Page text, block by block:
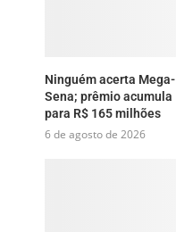
Ninguém acerta Mega-
Sena; prêmio acumula
para R$ 165 milhões
6 de agosto de 2026